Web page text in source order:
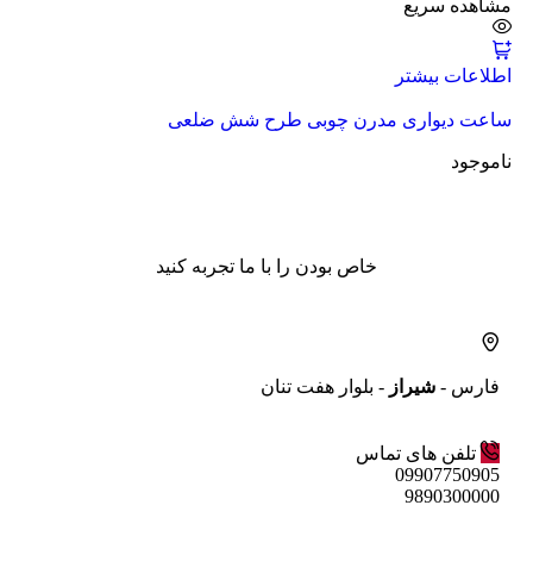
مشاهده سریع
اطلاعات بیشتر
ساعت دیواری مدرن چوبی طرح شش ضلعی
ناموجود
خاص بودن را با ما تجربه کنید
فارس - شیراز - بلوار هفت تنان
تلفن های تماس
09907750905
9890300000